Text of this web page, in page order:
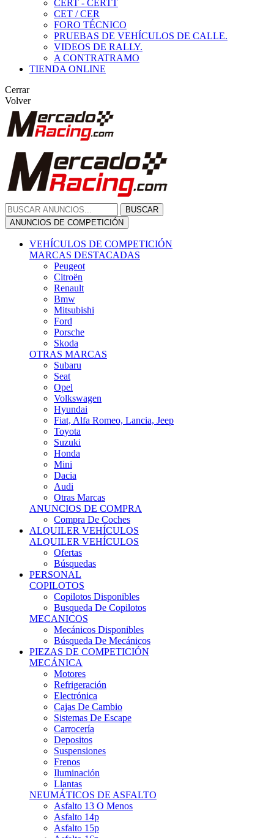
CERT - CERTT
CET / CER
FORO TÉCNICO
PRUEBAS DE VEHÍCULOS DE CALLE.
VIDEOS DE RALLY.
A CONTRATRAMO
TIENDA ONLINE
Cerrar
Volver
BUSCAR
ANUNCIOS DE COMPETICIÓN
VEHÍCULOS DE COMPETICIÓN
MARCAS DESTACADAS
Peugeot
Citroën
Renault
Bmw
Mitsubishi
Ford
Porsche
Skoda
OTRAS MARCAS
Subaru
Seat
Opel
Volkswagen
Hyundai
Fiat, Alfa Romeo, Lancia, Jeep
Toyota
Suzuki
Honda
Mini
Dacia
Audi
Otras Marcas
ANUNCIOS DE COMPRA
Compra De Coches
ALQUILER VEHÍCULOS
ALQUILER VEHÍCULOS
Ofertas
Búsquedas
PERSONAL
COPILOTOS
Copilotos Disponibles
Busqueda De Copilotos
MECANICOS
Mecánicos Disponibles
Búsqueda De Mecánicos
PIEZAS DE COMPETICIÓN
MECÁNICA
Motores
Refrigeración
Electrónica
Cajas De Cambio
Sistemas De Escape
Carrocería
Depositos
Suspensiones
Frenos
Iluminación
Llantas
NEUMÁTICOS DE ASFALTO
Asfalto 13 O Menos
Asfalto 14p
Asfalto 15p